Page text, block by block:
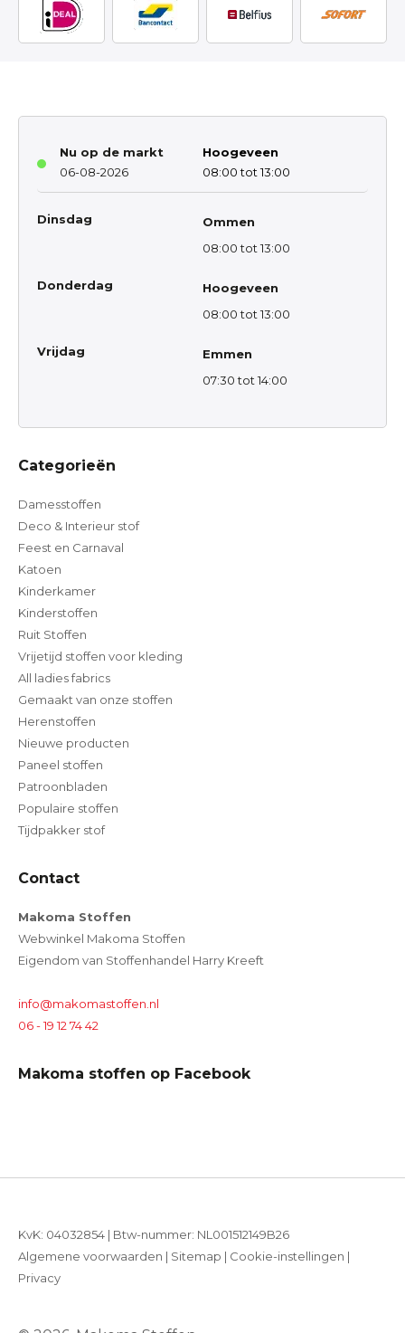
Nu op de markt
06-08-2026
Hoogeveen
08:00 tot 13:00
Dinsdag
Ommen
08:00 tot 13:00
Donderdag
Hoogeveen
08:00 tot 13:00
Vrijdag
Emmen
07:30 tot 14:00
Categorieën
Damesstoffen
Deco & Interieur stof
Feest en Carnaval
Katoen
Kinderkamer
Kinderstoffen
Ruit Stoffen
Vrijetijd stoffen voor kleding
All ladies fabrics
Gemaakt van onze stoffen
Herenstoffen
Nieuwe producten
Paneel stoffen
Patroonbladen
Populaire stoffen
Tijdpakker stof
Contact
Makoma Stoffen
Webwinkel Makoma Stoffen
Eigendom van Stoffenhandel Harry Kreeft
info@makomastoffen.nl
06 - 19 12 74 42
Makoma stoffen op Facebook
KvK: 04032854 | Btw-nummer: NL001512149B26
Algemene voorwaarden | Sitemap | Cookie-instellingen |
Privacy